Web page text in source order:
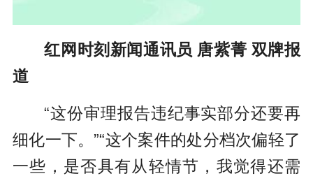
红网时刻新闻通讯员 唐紫菁 双牌报
道
“这份审理报告违纪事实部分还要再
细化一下。”“这个案件的处分档次偏轻了
一些，是否具有从轻情节，我觉得还需